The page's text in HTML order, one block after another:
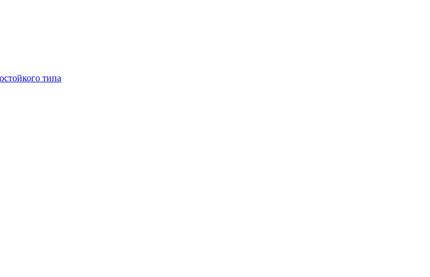
типа